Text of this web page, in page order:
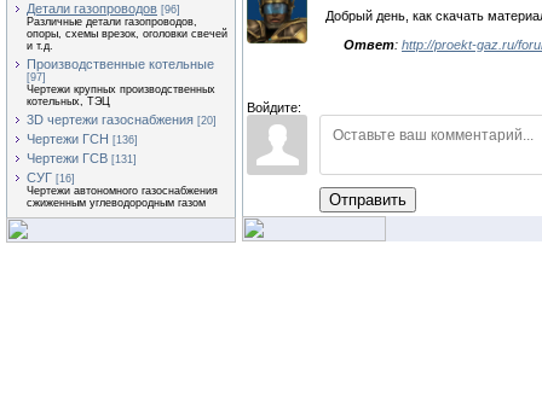
Детали газопроводов [96]
Различные детали газопроводов,
опоры, схемы врезок, оголовки свечей
и т.д.
Производственные котельные
[97]
Чертежи крупных производственных
котельных, ТЭЦ
3D чертежи газоснабжения [20]
Чертежи ГСН [136]
Чертежи ГСВ [131]
СУГ [16]
Чертежи автономного газоснабжения
сжиженным углеводородным газом
Добрый день, как скачать
Ответ: http://proekt-gaz.ru/
Войдите:
Отправить